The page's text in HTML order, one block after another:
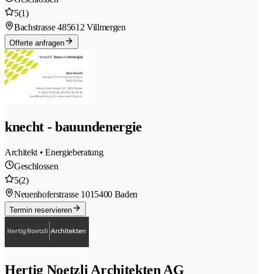
5(1)
Bachstrasse 485612 Villmergen
Offerte anfragen
knecht - bauundenergie
Architekt • Energieberatung
Geschlossen
5(2)
Neuenhoferstrasse 1015400 Baden
Termin reservieren
Hertig Noetzli Architekten AG